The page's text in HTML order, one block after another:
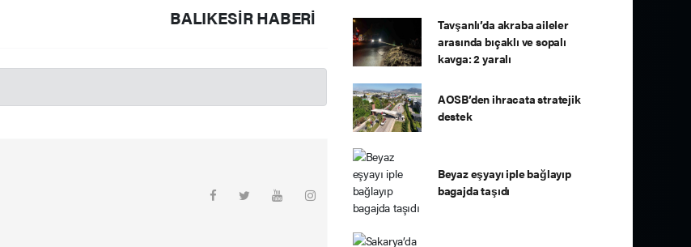
BALIKESIR HABERİ
Tavşanlı’da akraba aileler
arasında bıçaklı ve sopalı
kavga: 2 yaralı
AOSB’den ihracata stratejik
destek
Beyaz eşyayı iple bağlayıp
bagajda taşıdı